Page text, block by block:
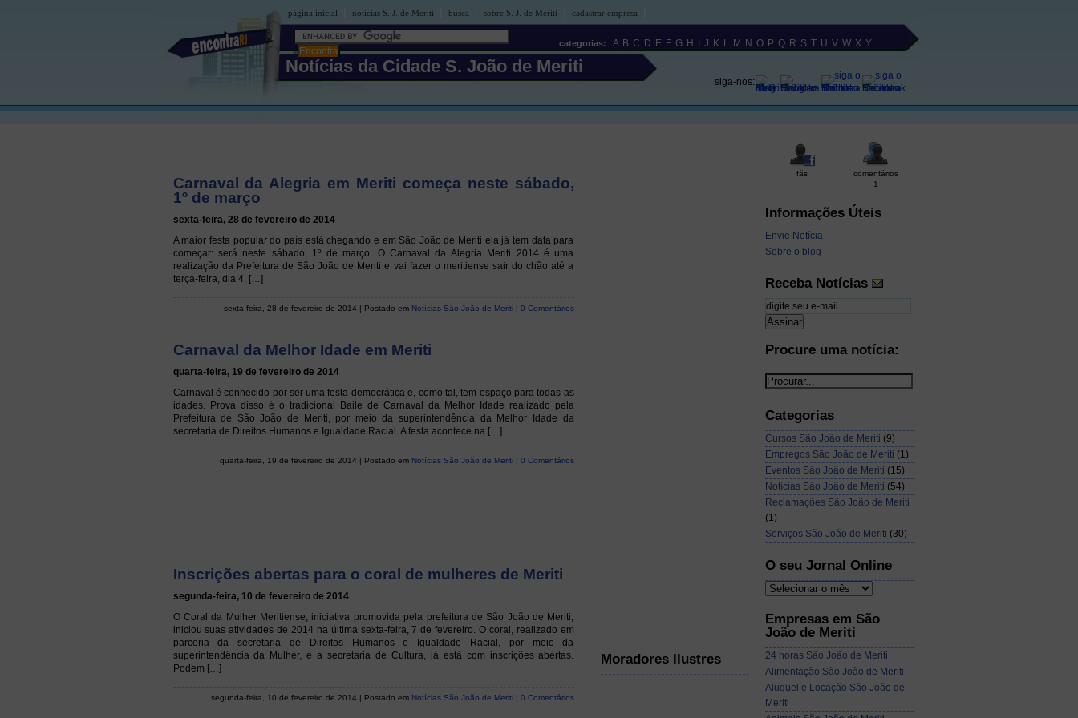
página inicial notícias S. J. de Meriti busca sobre S. J. de Meriti cadastrar empresa
Notícias da Cidade S. João de Meriti
siga-nos:
categorias: A B C D E F G H J K L M N O P Q R S T U V W X Y
Carnaval da Alegria em Meriti começa neste sábado,
1º de março
sexta-feira, 28 de fevereiro de 2014
A maior festa popular do país está chegando e em São João de Meriti ela já tem data para
começar: será neste sábado, 1º de março. O Carnaval da Alegria Meriti 2014 é uma
realização da Prefeitura de São João de Meriti e vai fazer o meritiense sair do chão até a
terça-feira, dia 4. […]
sexta-feira, 28 de fevereiro de 2014 | Postado em Notícias São João de Meriti| 0 Comentários
Carnaval da Melhor Idade em Meriti
quarta-feira, 19 de fevereiro de 2014
Carnaval é conhecido por ser uma festa democrática e, como tal, tem espaço para todas as
idades. Prova disso é o tradicional Baile de Carnaval da Melhor Idade realizado pela
Prefeitura de São João de Meriti, por meio da superintendência da Melhor Idade da
secretaria de Direitos Humanos e Igualdade Racial. A festa acontece na […]
quarta-feira, 19 de fevereiro de 2014 | Postado em Notícias São João de Meriti| 0 Comentários
Inscrições abertas para o coral de mulheres de Meriti
segunda-feira, 10 de fevereiro de 2014
O Coral da Mulher Meritiense, iniciativa promovida pela prefeitura de São João de Meriti,
iniciou suas atividades de 2014 na última sexta-feira, 7 de fevereiro. O coral, realizado em
parceria da secretaria de Direitos Humanos e Igualdade Racial, por meio da
superintendência da Mulher, e a secretaria de Cultura, já está com inscrições abertas.
Podem […]
segunda-feira, 10 de fevereiro de 2014 | Postado em Notícias São João de Meriti| 0 Comentários
Moradores Ilustres
fãs
comentários
1
Informações Úteis
Envie Notícia
Sobre o blog
Receba Notícias
Procure uma notícia:
Categorias
Cursos São João de Meriti (9)
Empregos São João de Meriti (1)
Eventos São João de Meriti (15)
Notícias São João de Meriti (54)
Reclamações São João de Meriti
(1)
Serviços São João de Meriti (30)
O seu Jornal Online
Empresas em São
João de Meriti
24 horas São João de Meriti
Alimentação São João de Meriti
Aluguel e Locação São João de
Meriti